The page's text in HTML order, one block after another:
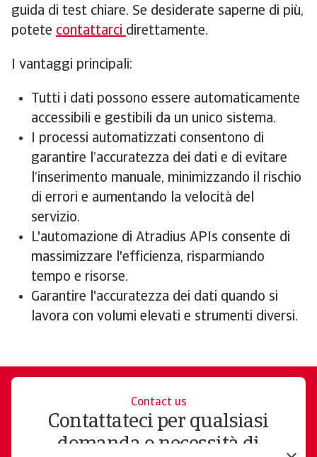
guida di test chiare. Se desiderate saperne di più,
potete contattarci direttamente.
I vantaggi principali:
Tutti i dati possono essere automaticamente
accessibili e gestibili da un unico sistema.
I processi automatizzati consentono di
garantire l’accuratezza dei dati e di evitare
l’inserimento manuale, minimizzando il rischio
di errori e aumentando la velocità del
servizio.
L'automazione di Atradius APIs consente di
massimizzare l'efficienza, risparmiando
tempo e risorse.
Garantire l'accuratezza dei dati quando si
lavora con volumi elevati e strumenti diversi.
Contact us
Contattateci per qualsiasi
domanda o necessità di